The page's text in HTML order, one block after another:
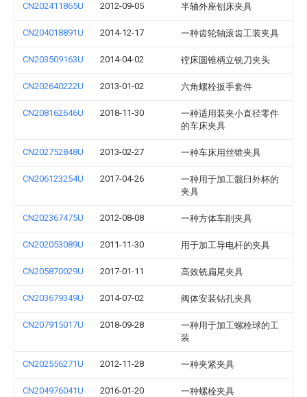
CN202411865U 2012-09-05 半轴外座刨床夹具
CN204018891U 2014-12-17 一种齿轮轴滚齿工装夹具
CN203509163U 2014-04-02 镗床圆锥柄立铣刀夹头
CN202640222U 2013-01-02 六角螺栓扳手套件
CN208162646U 2018-11-30
一种适用装夹小直径零件
的车床夹具
CN202752848U 2013-02-27 一种车床用丝锥夹具
CN206123254U 2017-04-26
一种用于加工髋臼外杯的
夹具
CN202367475U 2012-08-08 一种方体车削夹具
CN202053089U 2011-11-30 用于加工导电杆的夹具
CN205870029U 2017-01-11 高效铣扁尾夹具
CN203679349U 2014-07-02 阀体安装钻孔夹具
CN207915017U 2018-09-28
一种用于加工螺栓球的工
装
CN202556271U 2012-11-28 一种夹紧夹具
CN204976041U 2016-01-20 一种螺栓夹具